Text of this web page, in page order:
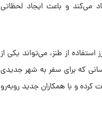
می‌کند و باعث ایجاد لحظاتی
از طنز، می‌تواند یکی از
که برای سفر به شهر جدیدی
کرده و با همکاران جدید روبه‌رو